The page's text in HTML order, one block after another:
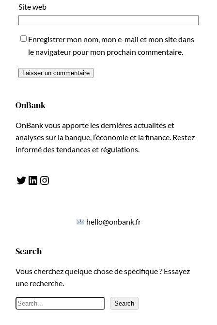
Site web
Enregistrer mon nom, mon e-mail et mon site dans
le navigateur pour mon prochain commentaire.
OnBank
OnBank vous apporte les dernières actualités et
analyses sur la banque, l’économie et la finance. Restez
informé des tendances et régulations.
Twitter LinkedIn Instagram
hello@onbank.fr
Search
Vous cherchez quelque chose de spécifique ? Essayez
une recherche.
R
Search